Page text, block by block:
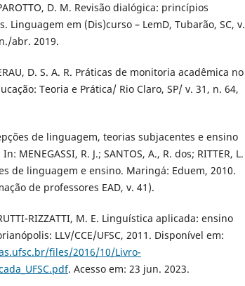
D. M. Revisão dialógica: princípios
Linguagem em (Dis)curso – LemD, Tubarão, SC, v.
abr. 2019.
D. S. A. R. Práticas de monitoria acadêmica no
Teoria e Prática/ Rio Claro, SP/ v. 31, n. 64,
de linguagem, teorias subjacentes e ensino
MENEGASSI, R. J.; SANTOS, A., R. dos; RITTER, L.
de linguagem e ensino. Maringá: Eduem, 2010.
de professores EAD, v. 41).
RIZZATTI, M. E. Linguística aplicada: ensino
LLV/CCE/UFSC, 2011. Disponível em:
files/2016/10/Livro-
. Acesso em: 23 jun. 2023.